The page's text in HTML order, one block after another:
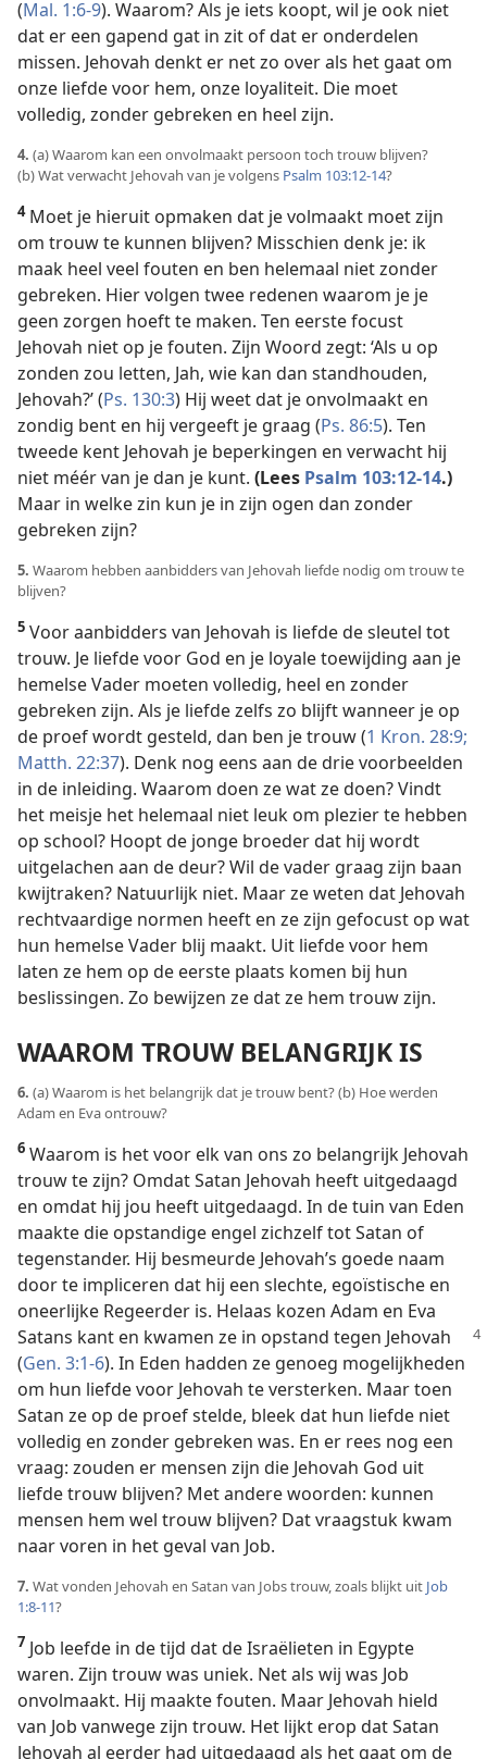
(Mal. 1:6-9). Waarom? Als je iets koopt, wil je ook niet
dat er een gapend gat in zit of dat er onderdelen
missen. Jehovah denkt er net zo over als het gaat om
onze liefde voor hem, onze loyaliteit. Die moet
volledig, zonder gebreken en heel zijn.
4. (a) Waarom kan een onvolmaakt persoon toch trouw blijven?
(b) Wat verwacht Jehovah van je volgens Psalm 103:12-14?
4Moet je hieruit opmaken dat je volmaakt moet zijn
om trouw te kunnen blijven? Misschien denk je: ik
maak heel veel fouten en ben helemaal niet zonder
gebreken. Hier volgen twee redenen waarom je je
geen zorgen hoeft te maken. Ten eerste focust
Jehovah niet op je fouten. Zijn Woord zegt: ‘Als u op
zonden zou letten, Jah, wie kan dan standhouden,
Jehovah?’ (Ps. 130:3) Hij weet dat je onvolmaakt en
zondig bent en hij vergeeft je graag (Ps. 86:5). Ten
tweede kent Jehovah je beperkingen en verwacht hij
niet méér van je dan je kunt. (Lees Psalm 103:12-14.)
Maar in welke zin kun je in zijn ogen dan zonder
gebreken zijn?
5. Waarom hebben aanbidders van Jehovah liefde nodig om trouw te
blijven?
5 Voor aanbidders van Jehovah is liefde de sleutel tot
trouw. Je liefde voor God en je loyale toewijding aan je
hemelse Vader moeten volledig, heel en zonder
gebreken zijn. Als je liefde zelfs zo blijft wanneer je op
de proef wordt gesteld, dan ben je trouw (1 Kron. 28:9;
Matth. 22:37). Denk nog eens aan de drie voorbeelden
in de inleiding. Waarom doen ze wat ze doen? Vindt
het meisje het helemaal niet leuk om plezier te hebben
op school? Hoopt de jonge broeder dat hij wordt
uitgelachen aan de deur? Wil de vader graag zijn baan
kwijtraken? Natuurlijk niet. Maar ze weten dat Jehovah
rechtvaardige normen heeft en ze zijn gefocust op wat
hun hemelse Vader blij maakt. Uit liefde voor hem
laten ze hem op de eerste plaats komen bij hun
beslissingen. Zo bewijzen ze dat ze hem trouw zijn.
WAAROM TROUW BELANGRIJK IS
6. (a) Waarom is het belangrijk dat je trouw bent? (b) Hoe werden
Adam en Eva ontrouw?
6 Waarom is het voor elk van ons zo belangrijk Jehovah
trouw te zijn? Omdat Satan Jehovah heeft uitgedaagd
en omdat hij jou heeft uitgedaagd. In de tuin van Eden
maakte die opstandige engel zichzelf tot Satan of
tegenstander. Hij besmeurde Jehovah’s goede naam
door te impliceren dat hij een slechte, egoïstische en
oneerlijke Regeerder is. Helaas kozen Adam en Eva
Satans kant en kwamen ze in opstand tegen Jehovah
(Gen. 3:1-6). In Eden hadden ze genoeg mogelijkheden
om hun liefde voor Jehovah te versterken. Maar toen
Satan ze op de proef stelde, bleek dat hun liefde niet
volledig en zonder gebreken was. En er rees nog een
vraag: zouden er mensen zijn die Jehovah God uit
liefde trouw blijven? Met andere woorden: kunnen
mensen hem wel trouw blijven? Dat vraagstuk kwam
naar voren in het geval van Job.
7. Wat vonden Jehovah en Satan van Jobs trouw, zoals blijkt uit Job
1:8-11?
7 Job leefde in de tijd dat de Israëlieten in Egypte
waren. Zijn trouw was uniek. Net als wij was Job
onvolmaakt. Hij maakte fouten. Maar Jehovah hield
van Job vanwege zijn trouw. Het lijkt erop dat Satan
Jehovah al eerder had uitgedaagd als het gaat om de